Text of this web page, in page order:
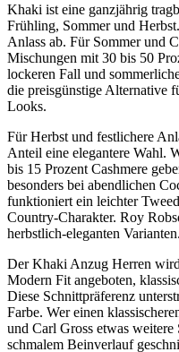
Khaki ist eine ganzjährig
Frühling, Sommer und
Anlass ab. Für Sommer und
Mischungen mit 30 bis 50
lockeren Fall und
die preisgünstige Alternative
Looks.
Für Herbst und festlichere
Anteil eine elegantere Wahl.
bis 15 Prozent Cashmere
besonders bei abendlichen
funktioniert ein leichter
Country-Charakter. Roy
herbstlich-eleganten Varianten.
Der Khaki Anzug Herren
Modern Fit angeboten,
Diese Schnittpräferenz
Farbe. Wer einen
und Carl Gross etwas
schmalem Beinverlauf